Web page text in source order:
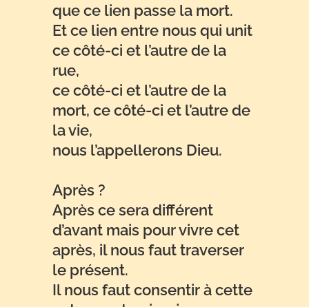
que ce lien passe la mort.
Et ce lien entre nous qui unit
ce côté-ci et l’autre de la
rue,
ce côté-ci et l’autre de la
mort, ce côté-ci et l’autre de
la vie,
nous l’appellerons Dieu.
Après ?
Après ce sera différent
d’avant mais pour vivre cet
après, il nous faut traverser
le présent.
Il nous faut consentir à cette